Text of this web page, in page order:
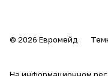
© 2026 Евромейд